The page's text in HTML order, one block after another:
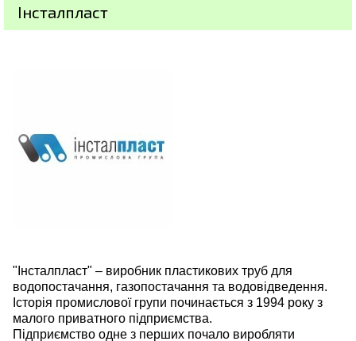
Інсталпласт
"Інсталпласт" – виробник пластикових труб для
водопостачання, газопостачання та водовідведення.
Історія промислової групи починається з 1994 року з
малого приватного підприємства.
Підприємство одне з перших почало виробляти